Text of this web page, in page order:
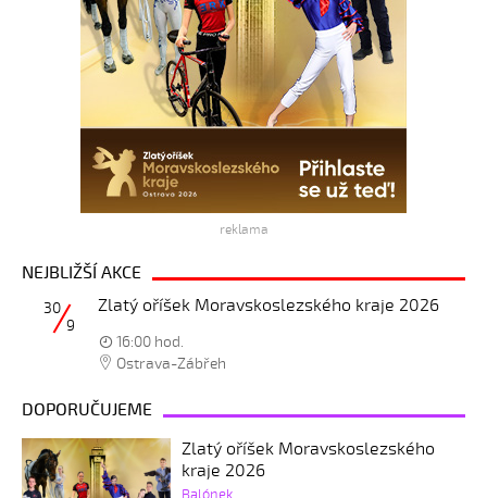
reklama
NEJBLIŽŠÍ AKCE
Zlatý oříšek Moravskoslezského kraje 2026
30
9
16:00 hod.
Ostrava-Zábřeh
DOPORUČUJEME
Zlatý oříšek Moravskoslezského
kraje 2026